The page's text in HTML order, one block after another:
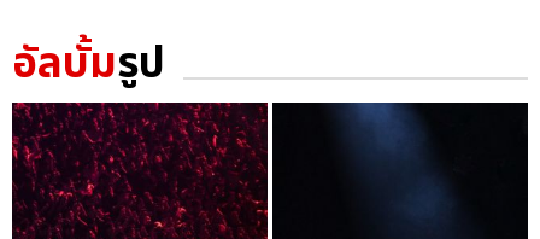
อัลบั้มรูป